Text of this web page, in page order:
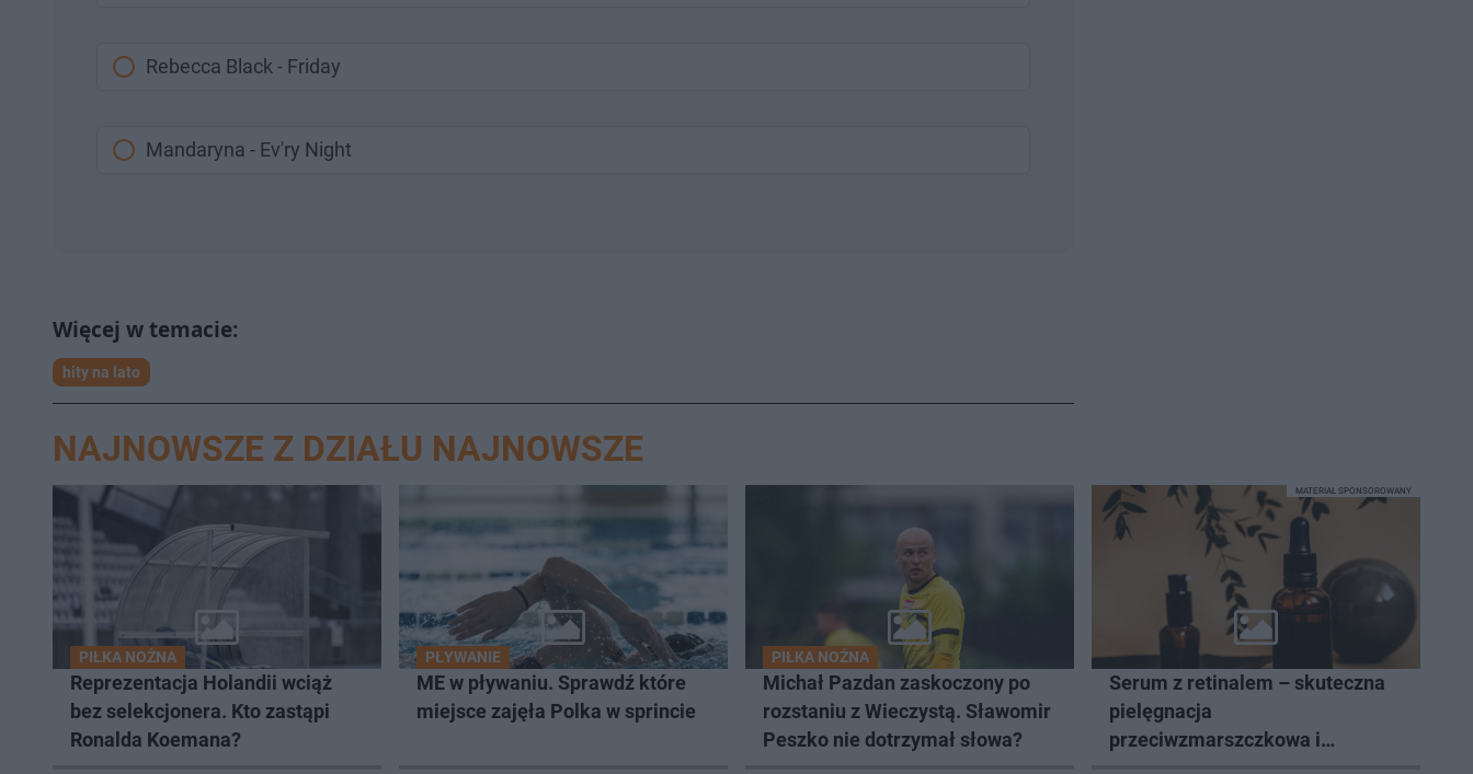
Rebecca Black - Friday
Mandaryna - Ev'ry Night
hity na lato
NAJNOWSZE Z DZIAŁU NAJNOWSZE
PIŁKA NOŻNA
Reprezentacja Holandii wciąż
bez selekcjonera. Kto zastąpi
Ronalda Koemana?
PŁYWANIE
ME w pływaniu. Sprawdź które
miejsce zajęła Polka w sprincie
PIŁKA NOŻNA
Michał Pazdan zaskoczony po
rozstaniu z Wieczystą. Sławomir
Peszko nie dotrzymał słowa?
Serum z retinalem – skuteczna
pielęgnacja
przeciwzmarszczkowa i
MATERIAŁ SPONSOROWANY